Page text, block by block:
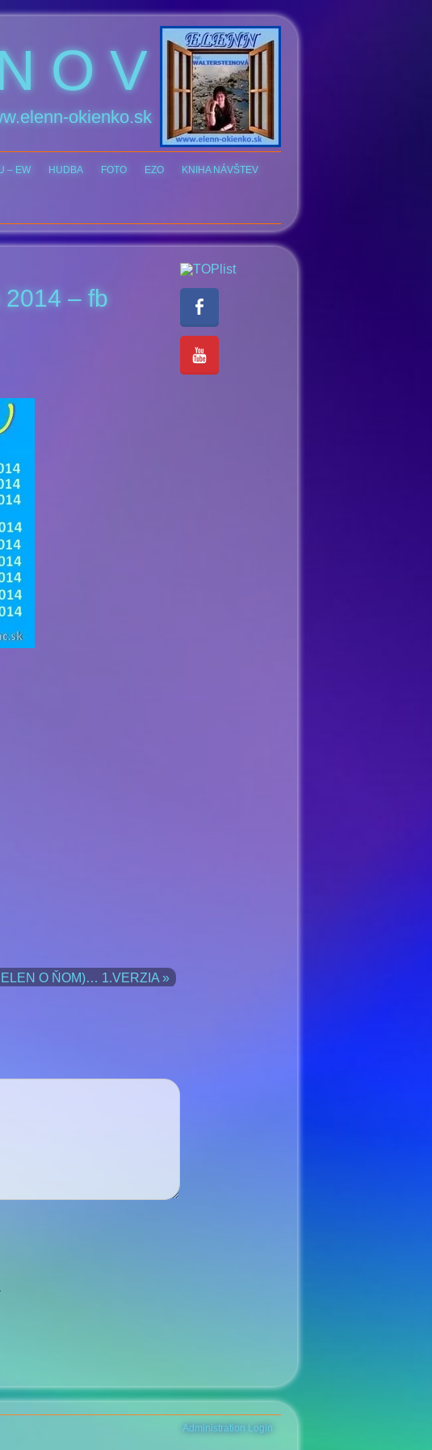
O V
okienko.sk
– EW HUDBA FOTO EZO KNIHA NÁVŠTEV
– fb
O ŇOM)… 1.VERZIA »
Administration Login